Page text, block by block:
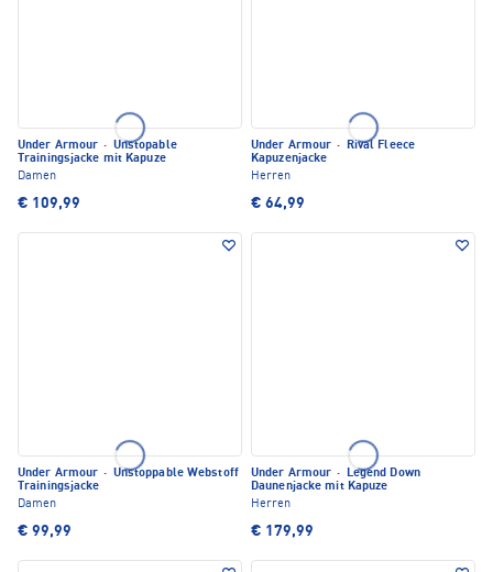
Under Armour · Unstopable
Trainingsjacke mit Kapuze
Damen
€ 109,99
Under Armour ·
Rival Fleece
Kapuzenjacke
Herren
€ 64,99
Under Armour · Unstoppable Webstoff
Trainingsjacke
Damen
€ 99,99
Under Armour ·
Legend Down
Daunenjacke mit Kapuze
Herren
€ 179,99